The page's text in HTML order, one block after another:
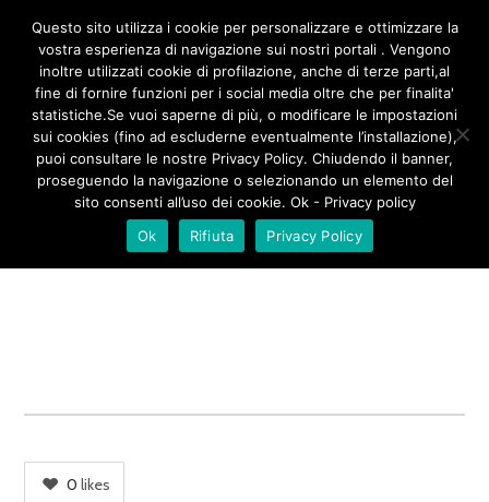
SPAGHETTI AI SAPORI DI
SICILIA
0 likes
Questo sito utilizza i cookie per personalizzare e ottimizzare la
vostra esperienza di navigazione sui nostri portali . Vengono
inoltre utilizzati cookie di profilazione, anche di terze parti,al
fine di fornire funzioni per i social media oltre che per finalita'
statistiche.Se vuoi saperne di più, o modificare le impostazioni
sui cookies (fino ad escluderne eventualmente l’installazione),
puoi consultare le nostre Privacy Policy. Chiudendo il banner,
proseguendo la navigazione o selezionando un elemento del
sito consenti all’uso dei cookie. Ok - Privacy policy
Ok
Rifiuta Privacy Policy